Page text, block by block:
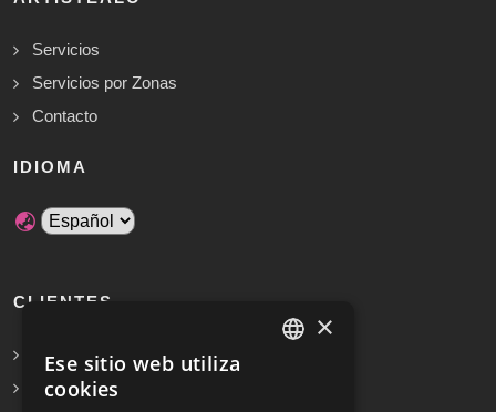
Servicios
Servicios por Zonas
Contacto
IDIOMA
CLIENTES
Solicita Presupuesto Gratis
Preguntas frecuentes
×
Ese sitio web utiliza
cookies